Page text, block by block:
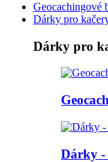
Geocachingové
Dárky pro
Dárky pro
Dárky -